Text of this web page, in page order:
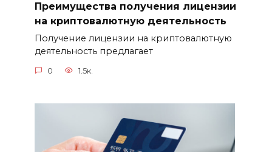
Преимущества получения лицензии
на криптовалютную деятельность
Получение лицензии на криптовалютную
деятельность предлагает
0 1.5к.